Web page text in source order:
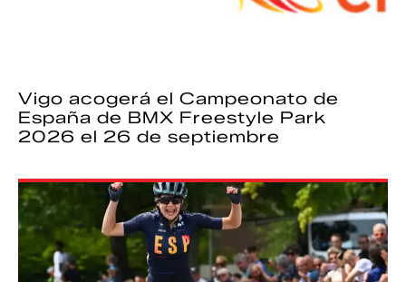
Vigo acogerá el Campeonato de
España de BMX Freestyle Park
2026 el 26 de septiembre